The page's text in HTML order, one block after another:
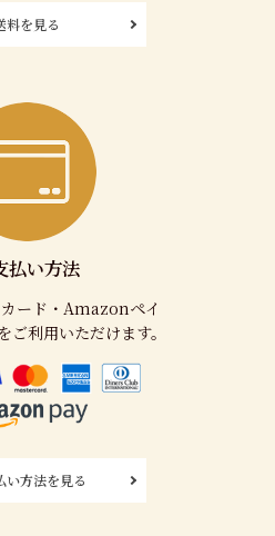
料を見る
払い方法
ード・Amazonペイ
ご利用いただけます。
い方法を見る